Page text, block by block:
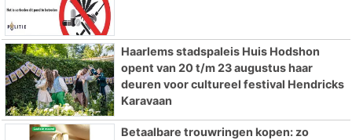
Haarlems stadspaleis Huis Hodshon
opent van 20 t/m 23 augustus haar
deuren voor cultureel festival Hendricks
Karavaan
Betaalbare trouwringen kopen: zo